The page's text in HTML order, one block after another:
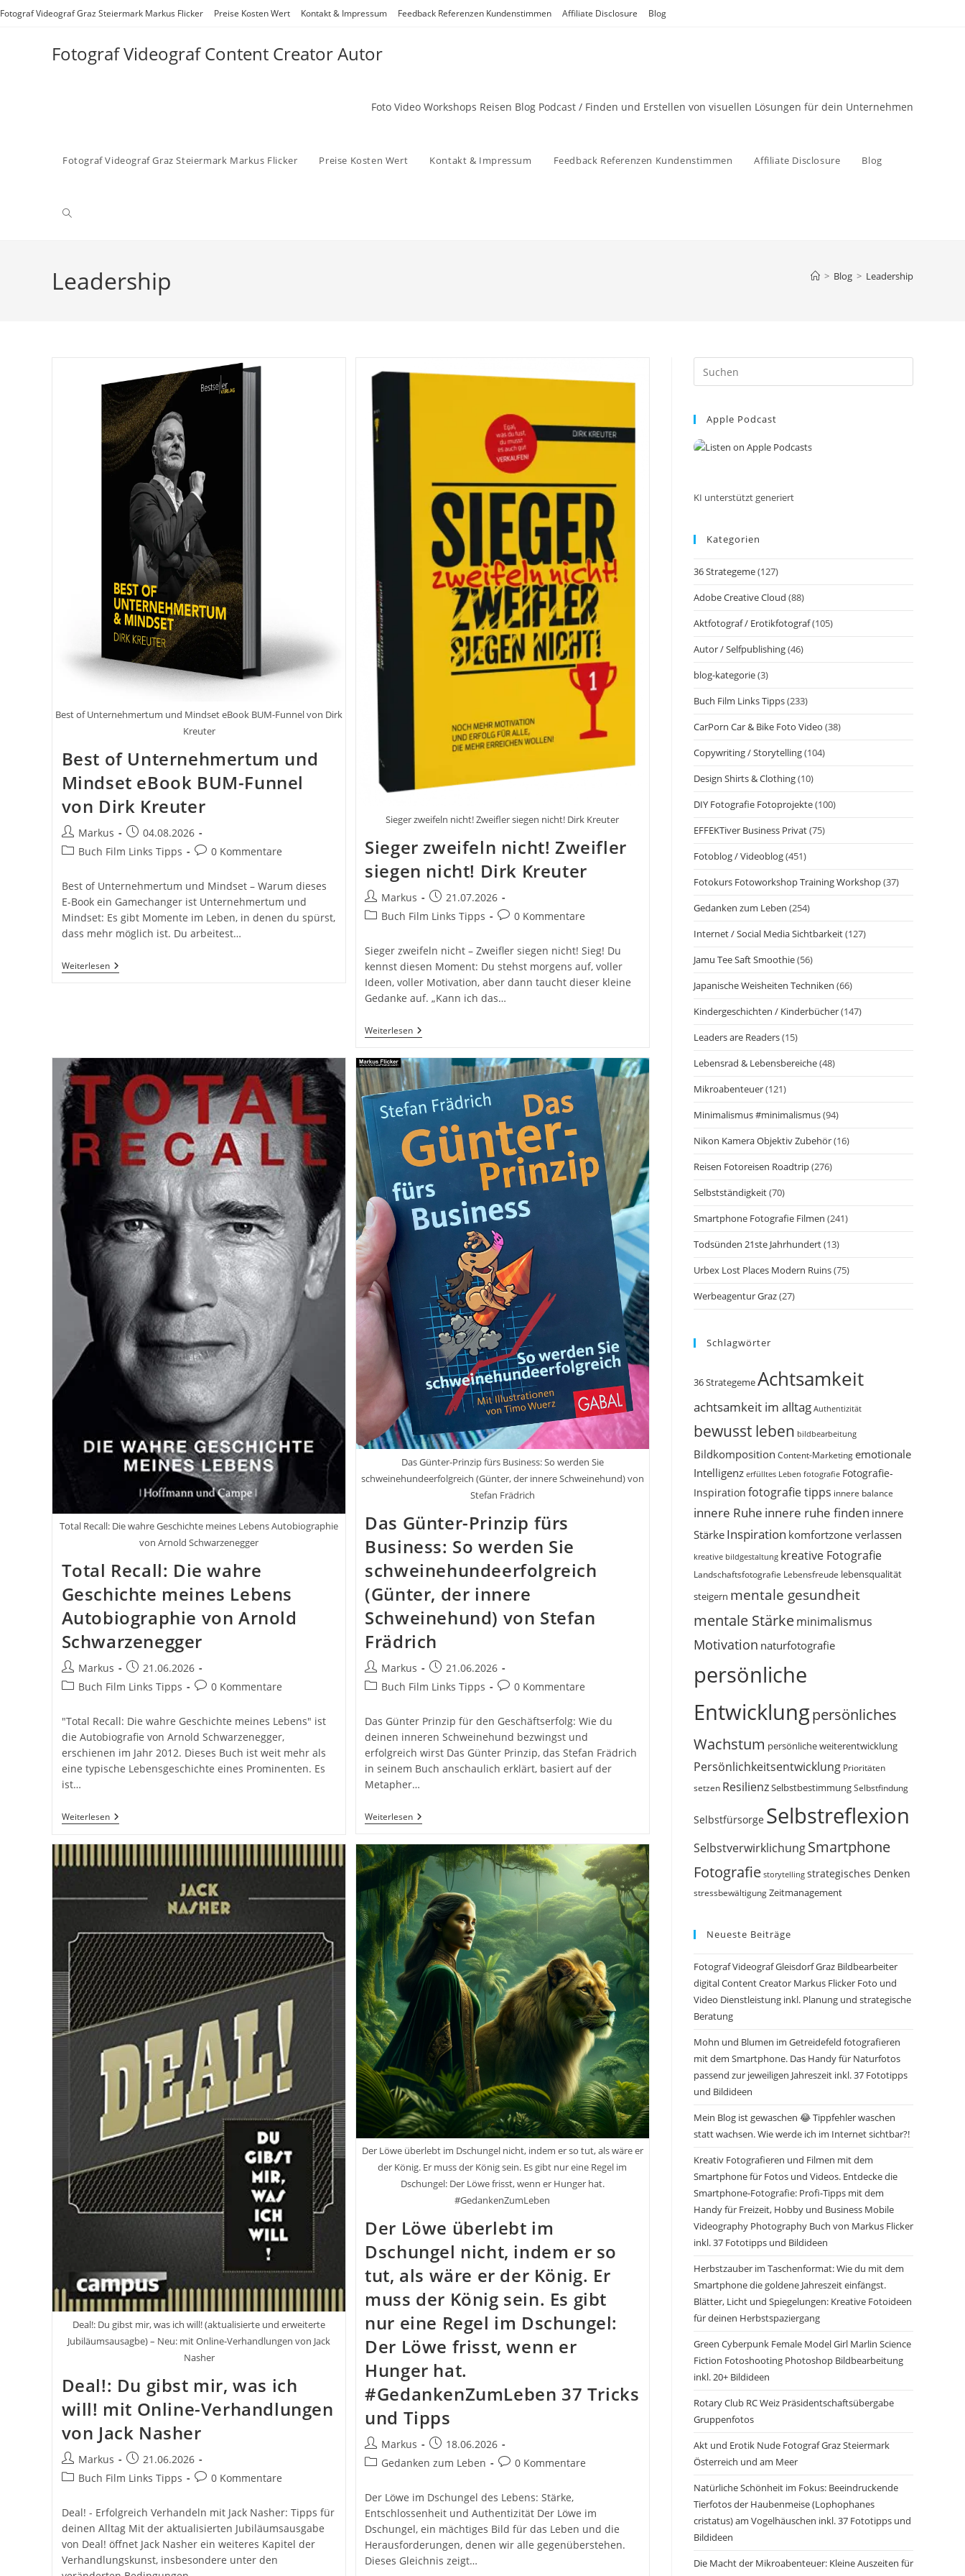
Zum
Fotograf Videograf Graz Steiermark Markus Flicker Preise Kosten Wert Kontakt & Impressum Feedback Referenzen Kundenstimmen Affiliate Disclosure Blog
Fotograf Videograf Content Creator Autor
Foto Video Workshops Reisen Blog Podcast / Finden und Erstellen von visuellen Lösungen für dein Unternehmen
Fotograf Videograf Graz Steiermark Markus Flicker Preise Kosten Wert Kontakt & Impressum Feedback Referenzen Kundenstimmen Affiliate Disclosure Blog
Website-
Leadership > Blog > Leadership
Best of Unternehmertum und Mindset eBook BUM-Funnel von Dirk
Kreuter
Best of Unternehmertum und
Mindset eBook BUM-Funnel
von Dirk Kreuter
Beitrags-
Autor:
Markus
Beitrag
veröffentlicht:
04.08.2026
Beitrags-
Buch Film Links Tipps
Beitrags-
0 Kommentare
Best of Unternehmertum und Mindset – Warum dieses
E-Book ein Gamechanger ist Unternehmertum und
Mindset: Es gibt Momente im Leben, in denen du spürst,
dass mehr möglich ist. Du arbeitest…
WeiterlesenBest
Of
Von
Dirk
Kreuter
Sieger zweifeln nicht! Zweifler siegen nicht! Dirk Kreuter
Sieger zweifeln nicht! Zweifler
siegen nicht! Dirk Kreuter
Beitrags-
Autor:
Markus
Beitrag
veröffentlicht:
21.07.2026
Beitrags-
Buch Film Links Tipps
Beitrags-
0 Kommentare
Sieger zweifeln nicht – Zweifler siegen nicht! Sieg! Du
kennst diesen Moment: Du stehst morgens auf, voller
Ideen, voller Motivation, aber dann taucht dieser kleine
Gedanke auf. „Kann ich das…
WeiterlesenSieger
Zweifeln
Zweifler
Siegen
Nicht!
Dirk
Kreuter
Total Recall: Die wahre Geschichte meines Lebens Autobiographie
von Arnold Schwarzenegger
Total Recall: Die wahre
Geschichte meines Lebens
Autobiographie von Arnold
Schwarzenegger
Beitrags-
Autor:
Markus
Beitrag
veröffentlicht:
21.06.2026
Beitrags-
Buch Film Links Tipps
Beitrags-
0 Kommentare
"Total Recall: Die wahre Geschichte meines Lebens" ist
die Autobiografie von Arnold Schwarzenegger,
erschienen im Jahr 2012. Dieses Buch ist weit mehr als
eine typische Lebensgeschichte eines Prominenten. Es
ist…
WeiterlesenTotal
Recall:
Geschichte
Autobiographie
Schwarzenegger
Das Günter-Prinzip fürs Business: So werden Sie
schweinehundeerfolgreich (Günter, der innere Schweinehund) von
Stefan Frädrich
Das Günter-Prinzip fürs
Business: So werden Sie
schweinehundeerfolgreich
(Günter, der innere
Schweinehund) von Stefan
Frädrich
Beitrags-
Autor:
Markus
Beitrag
veröffentlicht:
21.06.2026
Beitrags-
Buch Film Links Tipps
Beitrags-
0 Kommentare
Das Günter Prinzip für den Geschäftserfolg: Wie du
deinen inneren Schweinehund bezwingst und
erfolgreich wirst Das Günter Prinzip, das Stefan Frädrich
in seinem Buch anschaulich erklärt, basiert auf der
Metapher…
WeiterlesenDas
Günter-
Fürs
Business:
So
Werden
Sie
Schweinehundeerfolgreich
(Günter,
Der
Innere
Schweinehund)
Von
Stefan
Frädrich
Deal!: Du gibst mir, was ich will! (aktualisierte und erweiterte
Jubiläumsausagbe) – Neu: mit Online-Verhandlungen von Jack
Nasher
Deal!: Du gibst mir, was ich
will! mit Online-Verhandlungen
von Jack Nasher
Beitrags-
Autor:
Markus
Beitrag
veröffentlicht:
21.06.2026
Beitrags-
Buch Film Links Tipps
Beitrags-
0 Kommentare
Deal! - Erfolgreich Verhandeln mit Jack Nasher: Tipps für
deinen Alltag Mit der aktualisierten Jubiläumsausgabe
von Deal! öffnet Jack Nasher ein weiteres Kapitel der
Verhandlungskunst, insbesondere unter den
Der Löwe überlebt im Dschungel nicht, indem er so tut, als wäre er
der König. Er muss der König sein. Es gibt nur eine Regel im
Dschungel: Der Löwe frisst, wenn er Hunger hat.
#GedankenZumLeben
Der Löwe überlebt im
Dschungel nicht, indem er so
tut, als wäre er der König. Er
muss der König sein. Es gibt
nur eine Regel im Dschungel:
Der Löwe frisst, wenn er
Hunger hat.
#GedankenZumLeben 37 Tricks
und Tipps
Beitrags-
Autor:
Markus
Beitrag
veröffentlicht:
18.06.2026
Beitrags-
Gedanken zum Leben
Beitrags-
0 Kommentare
Der Löwe im Dschungel des Lebens: Stärke,
Entschlossenheit und Authentizität Der Löwe im
Dschungel, ein mächtiges Bild für das Leben und die
Herausforderungen, denen wir alle gegenüberstehen.
Dieses Gleichnis zeigt…
Escape
Apple Podcast
KI unterstützt generiert
Kategorien
36 Strategeme(127)
Adobe Creative Cloud (88)
Aktfotograf / Erotikfotograf(105)
Autor / Selfpublishing(46)
blog-kategorie(3)
Buch Film Links Tipps(233)
CarPorn Car & Bike Foto Video (38)
Copywriting / Storytelling(104)
Design Shirts & Clothing(10)
DIY Fotografie Fotoprojekte(100)
EFFEKTiver Business Privat(75)
Fotoblog / Videoblog(451)
Fotokurs Fotoworkshop Training Workshop(37)
Gedanken zum Leben (254)
Internet / Social Media Sichtbarkeit(127)
Jamu Tee Saft Smoothie(56)
Japanische Weisheiten Techniken (66)
Kindergeschichten / Kinderbücher(147)
Leaders are Readers(15)
Lebensrad & Lebensbereiche(48)
Mikroabenteuer(121)
Minimalismus #minimalismus(94)
Nikon Kamera Objektiv Zubehör(16)
Reisen Fotoreisen Roadtrip(276)
Selbstständigkeit(70)
Smartphone Fotografie Filmen (241)
Todsünden 21ste Jahrhundert(13)
Urbex Lost Places Modern Ruins(75)
Werbeagentur Graz(27)
Schlagwörter
36 StrategemeAchtsamkeit
achtsamkeit im alltag Authentizität
bewusst leben bildbearbeitung
Bildkomposition Content-Marketingemotionale
Intelligenz erfülltes Leben fotografie Fotografie-
Inspiration fotografie tipps innere balance
innere Ruhe innere ruhe finden innere
Stärke Inspiration komfortzone verlassen
kreative bildgestaltung kreative Fotografie
Landschaftsfotografie Lebensfreude lebensqualität
steigern mentale gesundheit
mentale Stärkeminimalismus
Motivation naturfotografie
persönliche
Entwicklungpersönliches
Wachstum persönliche weiterentwicklung
Persönlichkeitsentwicklung Prioritäten
setzen ResilienzSelbstbestimmungSelbstfindung
Selbstfürsorge Selbstreflexion
SelbstverwirklichungSmartphone
Fotografie storytelling strategisches Denken
stressbewältigung Zeitmanagement
Neueste Beiträge
Fotograf Videograf Gleisdorf Graz Bildbearbeiter
digital Content Creator Markus Flicker Foto und
Video Dienstleistung inkl. Planung und strategische
Beratung
Mohn und Blumen im Getreidefeld fotografieren
mit dem Smartphone. Das Handy für Naturfotos
passend zur jeweiligen Jahreszeit inkl. 37 Fototipps
und Bildideen
Mein Blog ist gewaschen 😂 Tippfehler waschen
statt wachsen. Wie werde ich im Internet sichtbar?!
Kreativ Fotografieren und Filmen mit dem
Smartphone für Fotos und Videos. Entdecke die
Smartphone-Fotografie: Profi-Tipps mit dem
Handy für Freizeit, Hobby und Business Mobile
Videography Photography Buch von Markus Flicker
inkl. 37 Fototipps und Bildideen
Herbstzauber im Taschenformat: Wie du mit dem
Smartphone die goldene Jahreszeit einfängst.
Blätter, Licht und Spiegelungen: Kreative Fotoideen
für deinen Herbstspaziergang
Green Cyberpunk Female Model Girl Marlin Science
Fiction Fotoshooting Photoshop Bildbearbeitung
inkl. 20+ Bildideen
Rotary Club RC Weiz Präsidentschaftsübergabe
Gruppenfotos
Akt und Erotik Nude Fotograf Graz Steiermark
Österreich und am Meer
Natürliche Schönheit im Fokus: Beeindruckende
Tierfotos der Haubenmeise (Lophophanes
cristatus) am Vogelhäuschen inkl. 37 Fototipps und
Bildideen
Die Macht der Mikroabenteuer: Kleine Auszeiten für